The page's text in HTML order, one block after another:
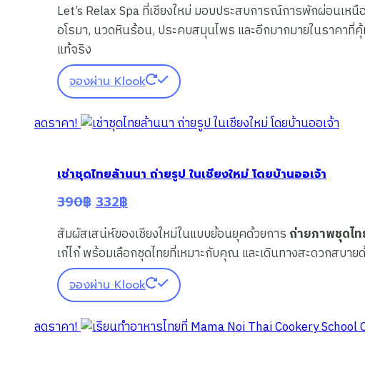
Let’s Relax Spa ที่เชียงใหม่ มอบประสบการณ์การพักผ่อนเ
อโรมา, นวดหินร้อน, ประคบสมุนไพร และอีกมากมายในราคา
แท้จริง
จองผ่าน Klook
ลดราคา!
เช่าชุดไทยล้านนา ถ่ายรูป ในเชียงใหม่ โดยบ้านออเจ้า
390฿ Original
was:
390฿.
332฿
price
is:
332฿.
สัมผัสเสน่ห์ของเชียงใหม่ในแบบย้อนยุคด้วยการถ่ายภาพชุดไ
เก๋ไก๋ พร้อมเลือกชุดไทยที่เหมาะกับคุณ และเดินทางสะดวกสบา
จองผ่าน Klook
ลดราคา!